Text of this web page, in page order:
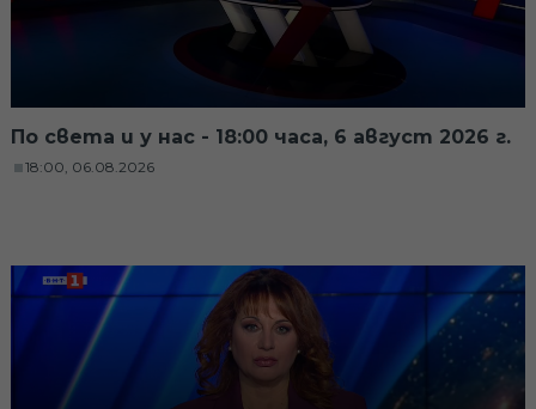
По света и у нас - 18:00 часа, 6 август 2026 г.
18:00, 06.08.2026